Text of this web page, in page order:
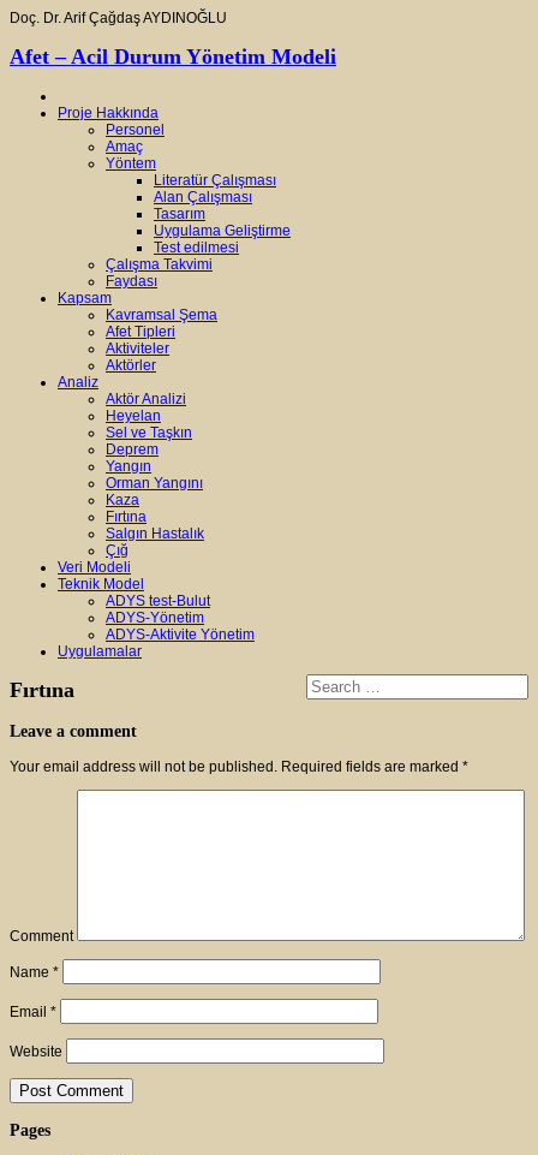
Doç. Dr. Arif Çağdaş AYDINOĞLU
Afet – Acil Durum Yönetim Modeli
Proje Hakkında
Personel
Amaç
Yöntem
Literatür Çalışması
Alan Çalışması
Tasarım
Uygulama Geliştirme
Test edilmesi
Çalışma Takvimi
Faydası
Kapsam
Kavramsal Şema
Afet Tipleri
Aktiviteler
Aktörler
Analiz
Aktör Analizi
Heyelan
Sel ve Taşkın
Deprem
Yangın
Orman Yangını
Kaza
Fırtına
Salgın Hastalık
Çığ
Veri Modeli
Teknik Model
ADYS test-Bulut
ADYS-Yönetim
ADYS-Aktivite Yönetim
Uygulamalar
Fırtına
Leave a comment
Your email address will not be published. Required fields are marked *
Comment
Name *
Email *
Website
Pages